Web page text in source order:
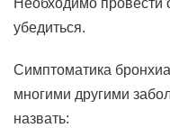
Необходимо провести
убедиться.
Симптоматика
многими другими
назвать: